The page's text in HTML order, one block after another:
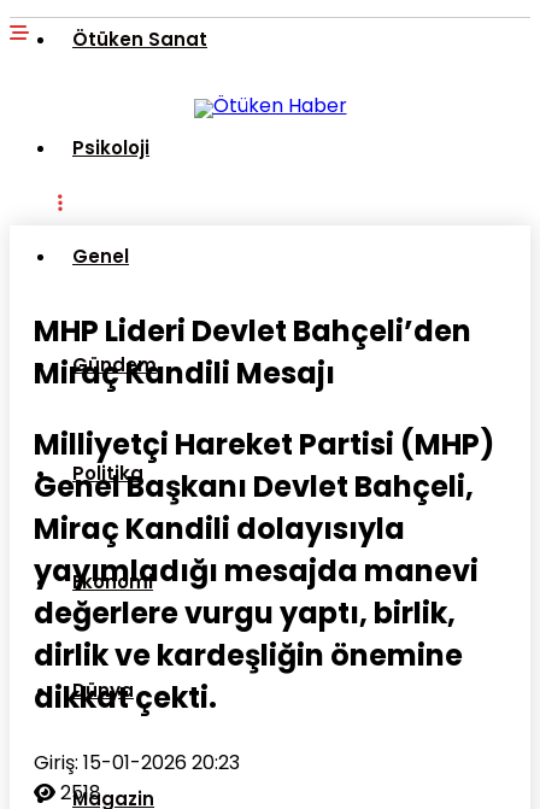
Ötüken Sanat
Psikoloji
Genel
Gündem
Politika
Ekonomi
Dünya
Magazin
MHP Lideri Devlet Bahçeli’den
Miraç Kandili Mesajı
Milliyetçi Hareket Partisi (MHP)
Genel Başkanı Devlet Bahçeli,
Miraç Kandili dolayısıyla
yayımladığı mesajda manevi
değerlere vurgu yaptı, birlik,
dirlik ve kardeşliğin önemine
dikkat çekti.
Giriş: 15-01-2026 20:23
2518